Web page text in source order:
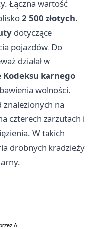
Łączna wartość
2 500 złotych.
dotyczące
pojazdów. Do
działał w
Kodeksu karnego
wolności.
znalezionych na
czterech zarzutach i
W takich
drobnych kradzieży